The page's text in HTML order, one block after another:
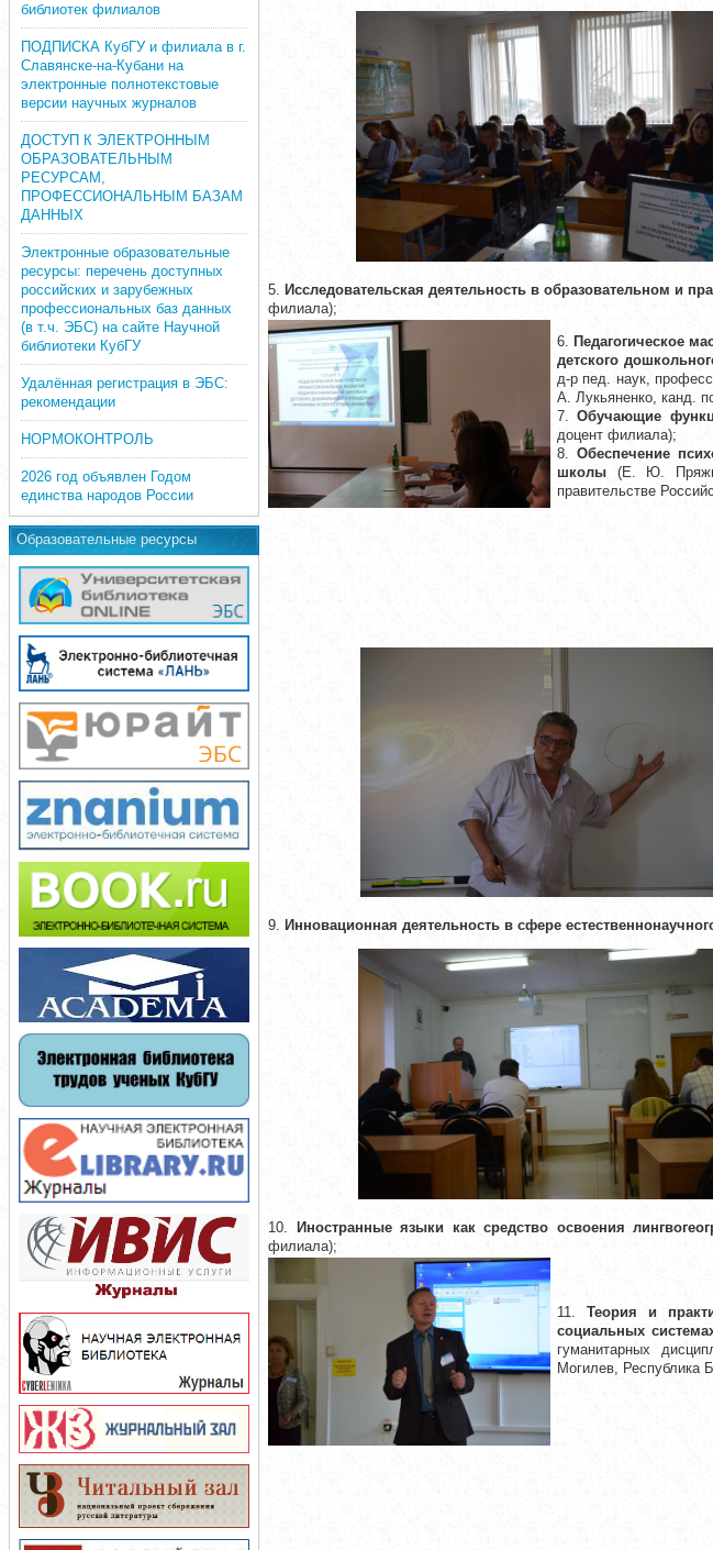
библиотек филиалов
ПОДПИСКА КубГУ и филиала в г.
Славянске-на-Кубани на
электронные полнотекстовые
версии научных журналов
ДОСТУП К ЭЛЕКТРОННЫМ
ОБРАЗОВАТЕЛЬНЫМ
РЕСУРСАМ,
ПРОФЕССИОНАЛЬНЫМ БАЗАМ
ДАННЫХ
Электронные образовательные
ресурсы: перечень доступных
российских и зарубежных
профессиональных баз данных
(в т.ч. ЭБС) на сайте Научной
библиотеки КубГУ
Удалённая регистрация в ЭБС:
рекомендации
НОРМОКОНТРОЛЬ
2026 год объявлен Годом
единства народов России
Образовательные ресурсы
5. Исследовательская деятельность в образовательном и
филиала);
6.
Педагогическое
детского
д-р пед. наук,
А. Лукьяненко, канд.
7.Обучающие
доцент филиала);
8.Обеспечение
школы(Е. Ю.
правительстве
9. Инновационная деятельность в сфере
10. Иностранные языки как средство освоения
филиала);
11.Теория и
социальных
гуманитарных
Могилев, Республика